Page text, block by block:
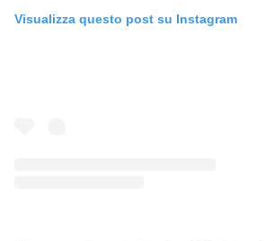
Visualizza questo post su Instagram